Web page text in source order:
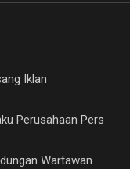
Iklan
Perusahaan Pers
Wartawan